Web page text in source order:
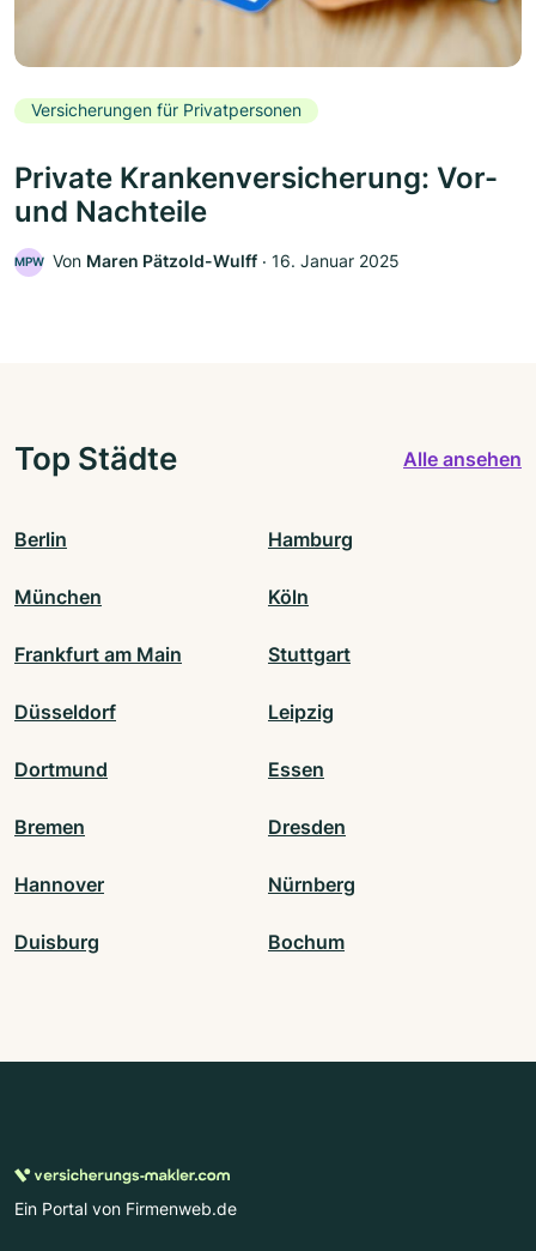
Versicherungen für Privatpersonen
Private Krankenversicherung: Vor-
und Nachteile
MPW Von Maren Pätzold-Wulff ‧ 16. Januar 2025
Top Städte Alle ansehen
Berlin Hamburg
München Köln
Frankfurt am Main Stuttgart
Düsseldorf Leipzig
Dortmund Essen
Bremen Dresden
Hannover Nürnberg
Duisburg Bochum
Ein Portal von Firmenweb.de